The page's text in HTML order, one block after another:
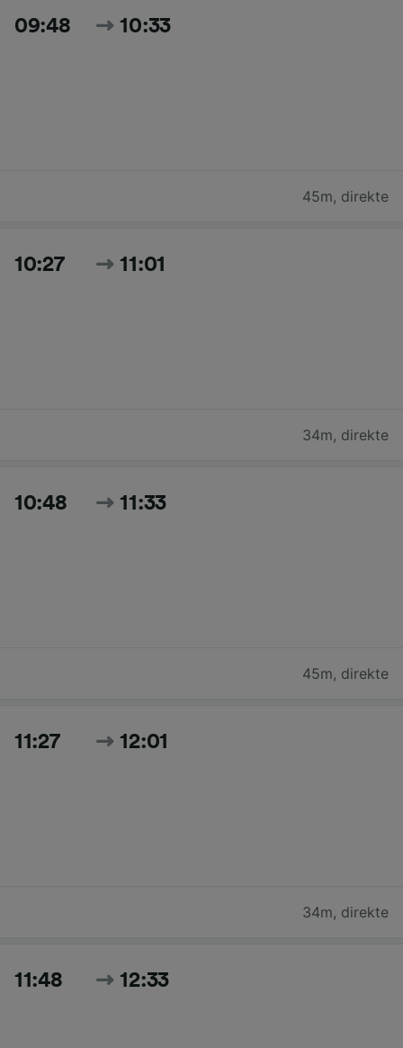
09:48 10:33
45m, direkte
10:27 11:01
34m, direkte
10:48 11:33
45m, direkte
11:27 12:01
34m, direkte
11:48 12:33